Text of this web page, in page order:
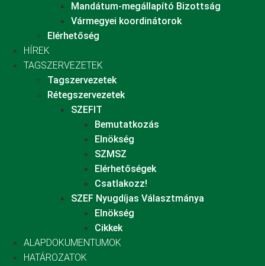
Mandátum-megállapító Bizottság
Vármegyei koordinátorok
Elérhetőség
HÍREK
TAGSZERVEZETEK
Tagszervezetek
Rétegszervezetek
SZEFIT
Bemutatkozás
Elnökség
SZMSZ
Elérhetőségek
Csatlakozz!
SZEF Nyugdíjas Választmánya
Elnökség
Cikkek
ALAPDOKUMENTUMOK
HATÁROZATOK